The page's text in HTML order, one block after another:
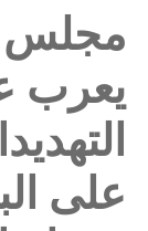
مجلس
يعرب
على